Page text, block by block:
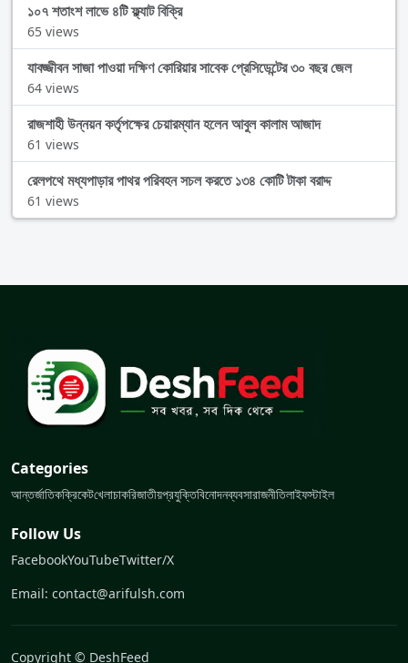
১০৭ শতাংশ লাভে ৪টি ফ্ল্যাট বিক্রি
65 views
যাবজ্জীবন সাজা পাওয়া দক্ষিণ কোরিয়ার সাবেক প্রেসিডেন্টের ৩০ বছর জেল
64 views
রাজশাহী উন্নয়ন কর্তৃপক্ষের চেয়ারম্যান হলেন আবুল কালাম আজাদ
61 views
রেলপথে মধ্যপাড়ার পাথর পরিবহন সচল করতে ১৩৪ কোটি টাকা বরাদ্দ
61 views
Categories
আন্তর্জাতিকক্রিকেটখেলাচাকরিজাতীয়প্রযুক্তিবিনোদনব্যবসারাজনীতিলাইফস্টাইল
Follow Us
FacebookYouTubeTwitter/X
Email: contact@arifulsh.com
Copyright © DeshFeed